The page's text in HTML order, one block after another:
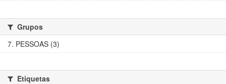
Grupos
7. PESSOAS (3)
Etiquetas